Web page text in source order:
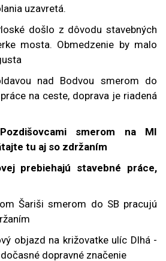
uzavretá.
došlo z dôvodu stavebných
mosta. Obmedzenie by malo
nad Bodvou smerom do
na ceste, doprava je riadená
smerom na MI
tu aj so zdržaním
prebiehajú stavebné práce,
Šariši smerom do SB pracujú
objazd na križovatke ulíc Dlhá -
dopravné značenie